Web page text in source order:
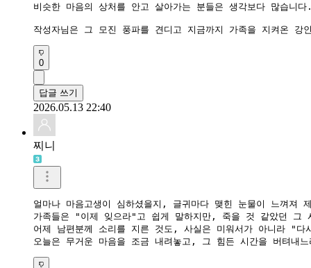
비슷한 마음의 상처를 안고 살아가는 분들은 생각보다 많습
0
답글 쓰기
2026.05.13 22:40
찌니
얼마나 마음고생이 심하셨을지, 글귀마다 맺힌 눈물이 느껴져
가족들은 "이제 잊으라"고 쉽게 말하지만, 죽을 것 같았던 그
어제 남편분께 소리를 지른 것도, 사실은 미워서가 아니라 "
오늘은 무거운 마음을 조금 내려놓고, 그 힘든 시간을 버텨내